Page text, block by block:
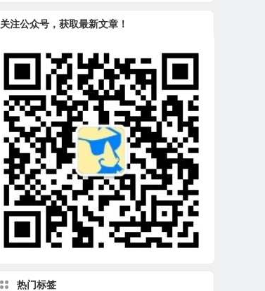
关注公众号，获取最新文章！
热门标签